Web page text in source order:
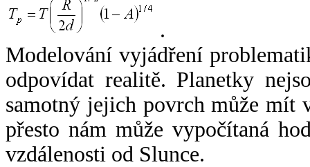
.
Modelování vyjádření
odpovídat realitě. Planetky
samotný jejich povrch může mít
přesto nám může vypočítaná
vzdálenosti od Slunce.